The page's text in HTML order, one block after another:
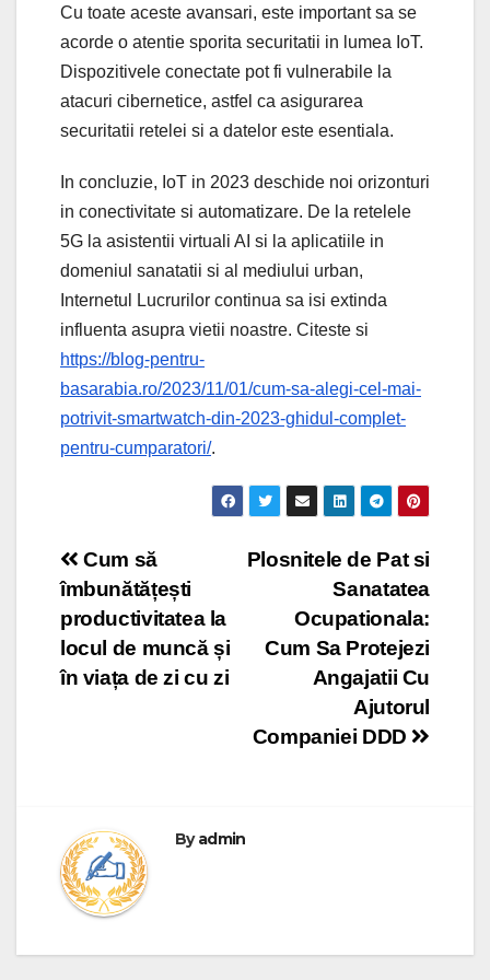
Cu toate aceste avansari, este important sa se
acorde o atentie sporita securitatii in lumea IoT.
Dispozitivele conectate pot fi vulnerabile la
atacuri cibernetice, astfel ca asigurarea
securitatii retelei si a datelor este esentiala.
In concluzie, IoT in 2023 deschide noi orizonturi
in conectivitate si automatizare. De la retelele
5G la asistentii virtuali AI si la aplicatiile in
domeniul sanatatii si al mediului urban,
Internetul Lucrurilor continua sa isi extinda
influenta asupra vietii noastre. Citeste si
https://blog-pentru-
basarabia.ro/2023/11/01/cum-sa-alegi-cel-mai-
potrivit-smartwatch-din-2023-ghidul-complet-
pentru-cumparatori/.
Post
navigation
Plosnitele de Pat si
Sanatatea
Ocupationala:
Cum Sa Protejezi
Angajatii Cu
Ajutorul
Companiei DDD
Cum să
îmbunătățești
productivitatea la
locul de muncă și
în viața de zi cu zi
Byadmin